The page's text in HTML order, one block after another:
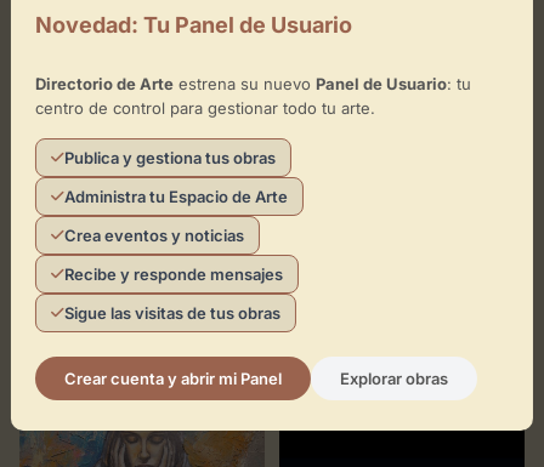
Serie Caminar, Andar
«Brooklyn»
CONTEMPORÁNEO FIGURATIVO
C. Córdoba
CONCEPTUAL
FIGURATIVO
Novedad: Tu Panel de Usuario
Directorio de Arteestrena su nuevo Panel de Usuario: tu
centro de control para gestionar todo tu arte.
Publica y gestiona tus obras
Administra tu Espacio de Arte
Crea eventos y noticias
Recibe y responde mensajes
Sigue las visitas de tus obras
Crear cuenta y abrir mi Panel Explorar obras